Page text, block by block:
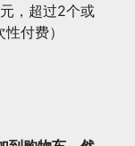
，超过2个或
付费）